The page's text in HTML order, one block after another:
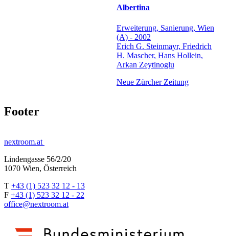
Albertina
Erweiterung, Sanierung, Wien
(A) - 2002
Erich G. Steinmayr, Friedrich
H. Mascher, Hans Hollein,
Arkan Zeytinoglu
Neue Zürcher Zeitung
Footer
nextroom.at
Lindengasse 56/2/20
1070 Wien, Österreich
T +43 (1) 523 32 12 - 13
F +43 (1) 523 32 12 - 22
office@nextroom.at